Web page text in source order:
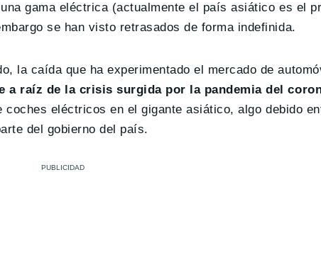
gama eléctrica (actualmente el país asiático es el
se han visto retrasados de forma indefinida.
la caída que ha experimentado el mercado de
a raíz de la crisis surgida por la pandemia del
eléctricos en el gigante asiático, algo debido
del gobierno del país.